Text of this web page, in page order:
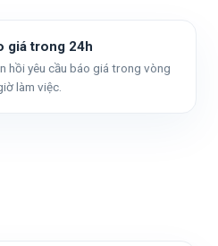
giá trong 24h
hồi yêu cầu báo giá trong vòng
làm việc.